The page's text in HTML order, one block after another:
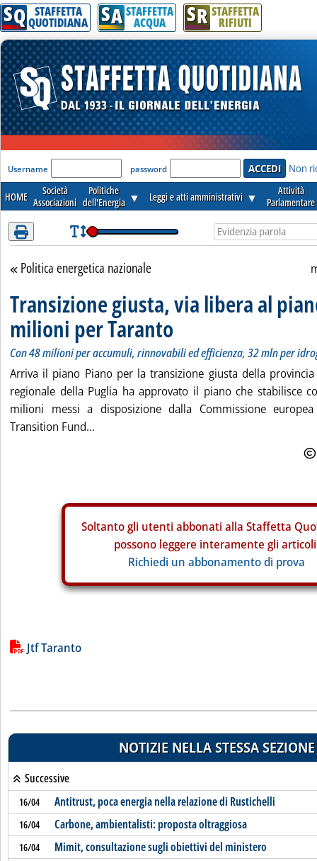
Attenzione! Esegui l'accesso per lèggere interamente la notizia.
SQ STAFFETTA
QUOTIDIANA SA STAFFETTA
ACQUA SR STAFFETTA
RIFIUTI
'Modulo Login per accedere'
Username password Non
HOME
Società
Associazioni
Politiche
dell'Energia ▼ Leggi e atti amministrativi ▼
Attività
Parlamentare
Torna alla sezione
Politica energetica nazionale
Transizione giusta, via libera al
milioni per Taranto
Con 48 milioni per accumuli, rinnovabili ed efficienza, 32 mln per
Arriva il piano Piano per la transizione giusta della
regionale della Puglia ha approvato il piano che stabilisce
milioni messi a disposizione dalla Commissione
Transition Fund...
Soltanto gli utenti abbonati alla Staffetta
possono leggere interamente gli
Richiedi un abbonamento di prova
Lista allegati PDF alla notizia
Jtf Taranto
NOTIZIE NELLA STESSA SEZIONE
Successive
16/04 Antitrust, poca energia nella relazione di Rustichelli
16/04 Carbone, ambientalisti: proposta oltraggiosa
16/04 Mimit, consultazione sugli obiettivi del ministero